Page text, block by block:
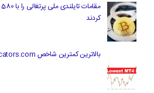
کردند
بالاترین کمترین شاخص MT4 – forexmt4indicators.com